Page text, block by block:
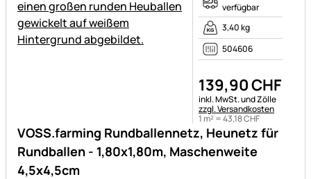
VOSS.farming Rundballennetz, Heunetz für
Rundballen - 1,80x1,80m, Maschenweite
4,5x4,5cm
verfügbar
3,40 kg
504606
139,90CHF
Steuerhinweis:
inkl. MwSt. und Zölle
zzgl. Versandkosten
1 m² =43,18CHF